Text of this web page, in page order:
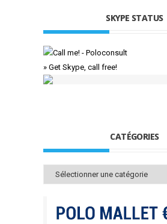
SKYPE STATUS
» Get Skype, call free!
CATÉGORIES
Catégories